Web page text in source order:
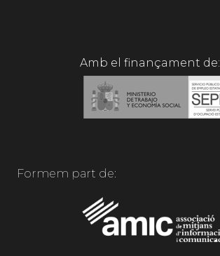
Amb el finançament de:
Formem part de: